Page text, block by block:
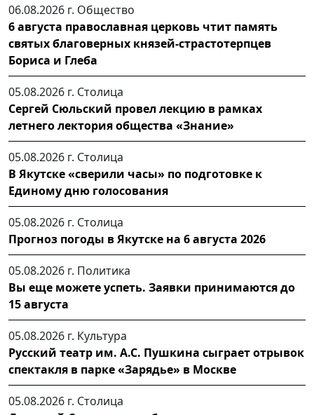
06.08.2026 г. Общество
6 августа православная церковь чтит память
святых благоверных князей-страстотерпцев
Бориса и Глеба
05.08.2026 г. Столица
Сергей Сюльский провел лекцию в рамках
летнего лектория общества «Знание»
05.08.2026 г. Столица
В Якутске «сверили часы» по подготовке к
Единому дню голосования
05.08.2026 г. Столица
Прогноз погоды в Якутске на 6 августа 2026
05.08.2026 г. Политика
Вы еще можете успеть. Заявки принимаются до
15 августа
05.08.2026 г. Культура
Русский театр им. А.С. Пушкина сыграет отрывок
спектакля в парке «Зарядье» в Москве
05.08.2026 г. Столица